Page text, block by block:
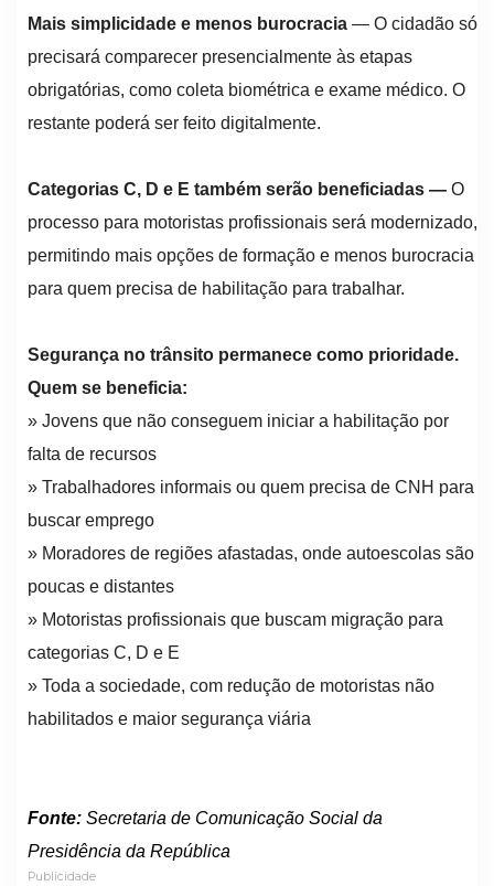
Mais simplicidade e menos burocracia — O cidadão só
precisará comparecer presencialmente às etapas
obrigatórias, como coleta biométrica e exame médico. O
restante poderá ser feito digitalmente.
Categorias C, D e E também serão beneficiadas — O
processo para motoristas profissionais será modernizado,
permitindo mais opções de formação e menos burocracia
para quem precisa de habilitação para trabalhar.
Segurança no trânsito permanece como prioridade.
Quem se beneficia:
» Jovens que não conseguem iniciar a habilitação por
falta de recursos
» Trabalhadores informais ou quem precisa de CNH para
buscar emprego
» Moradores de regiões afastadas, onde autoescolas são
poucas e distantes
» Motoristas profissionais que buscam migração para
categorias C, D e E
» Toda a sociedade, com redução de motoristas não
habilitados e maior segurança viária
Fonte: Secretaria de Comunicação Social da
Presidência da República
Publicidade